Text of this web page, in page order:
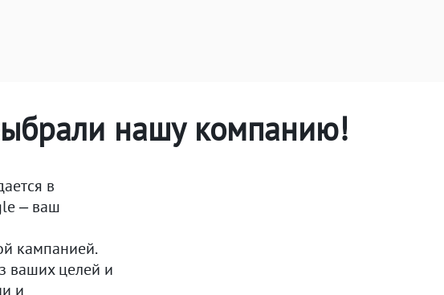
нашу компанию!
в
– ваш
кампанией.
ваших целей и
и